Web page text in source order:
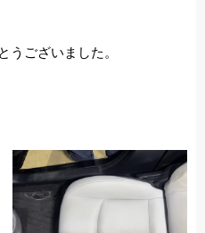
ございました。